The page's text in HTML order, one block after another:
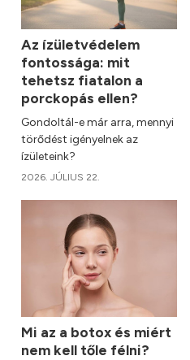
Az ízületvédelem
fontossága: mit
tehetsz fiatalon a
porckopás ellen?
Gondoltál-e már arra, mennyi
törődést igényelnek az
ízületeink?
2026. JÚLIUS 22.
Mi az a botox és miért
nem kell tőle félni?